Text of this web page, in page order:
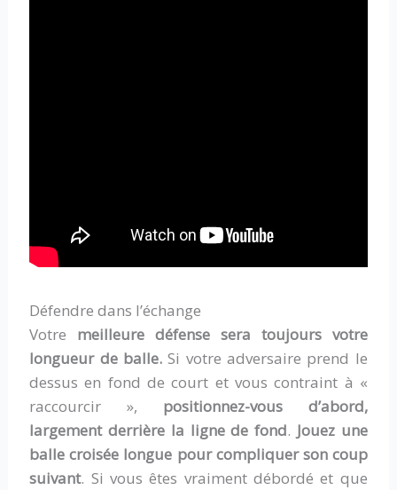
Défendre dans l’échange
Votre meilleure défense sera toujours votre
longueur de balle.Si votre adversaire prend le
dessus en fond de court et vous contraint à «
raccourcir », positionnez-vous d’abord,
largement derrière la ligne de fond. Jouez une
balle croisée longue pour compliquer son coup
suivant. Si vous êtes vraiment débordé et que